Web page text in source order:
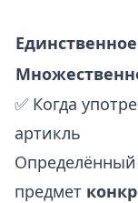
✅ Когда
артикль
Определённый
предмет